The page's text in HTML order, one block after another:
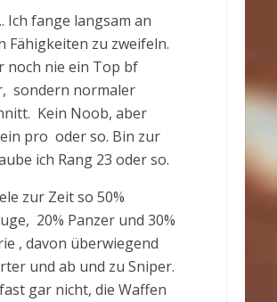
Ich fange langsam an
Fähigkeiten zu zweifeln.
noch nie ein Top bf
sondern normaler
Kein Noob, aber
pro oder so. Bin zur
ich Rang 23 oder so.
zur Zeit so 50%
20% Panzer und 30%
, davon überwiegend
und ab und zu Sniper.
gar nicht, die Waffen